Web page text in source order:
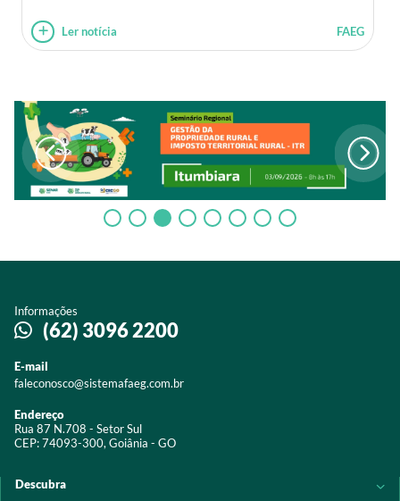
Ler notícia FAEG
Informações
(62) 3096 2200
E-mail
faleconosco@sistemafaeg.com.br
Endereço
Rua 87 N.708 - Setor Sul
CEP: 74093-300, Goiânia - GO
Descubra